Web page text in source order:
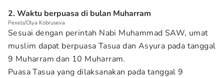
2. Waktu berpuasa di bulan Muharram
Pexels/Olya Kobruseva
Sesuai dengan perintah Nabi Muhammad SAW, umat
muslim dapat berpuasa Tasua dan Asyura pada tanggal
9 Muharram dan 10 Muharram.
Puasa Tasua yang dilaksanakan pada tanggal 9